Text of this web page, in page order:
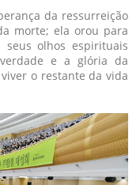
da ressurreição
morte; ela orou para
olhos espirituais
e a glória da
o restante da vida